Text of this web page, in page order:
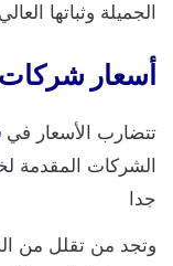
وثباتها
شركات
الأسعار في
المقدمة
من تقلل من